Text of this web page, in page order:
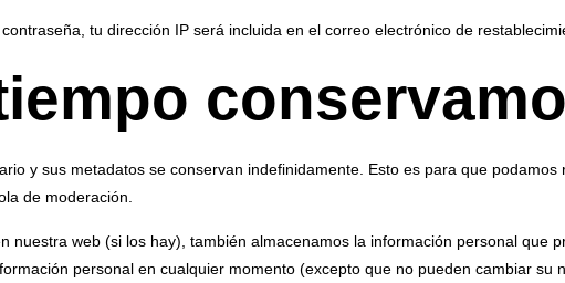
tu dirección IP será incluida en el correo electrónico de
y sus metadatos se conservan indefinidamente. Esto es para que
de moderación.
nuestra web (si los hay), también almacenamos la información personal que
personal en cualquier momento (excepto que no pueden cambiar